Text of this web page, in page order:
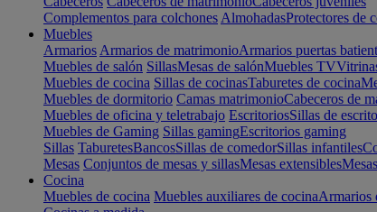
Complementos para colchones AlmohadasProtectores de
Muebles
Armarios Armarios de matrimonioArmarios puertas
Muebles de salón SillasMesas de salónMuebles TV
Muebles de cocina Sillas de cocinasTaburetes de cocina
Muebles de dormitorio Camas matrimonioCabeceros de
Muebles de oficina y teletrabajo EscritoriosSillas de
Muebles de Gaming Sillas gamingEscritorios gaming
Sillas TaburetesBancosSillas de comedorSillas infantiles
Mesas Conjuntos de mesas y sillasMesas extensibles
Cocina
Muebles de cocina Muebles auxiliares de cocinaArmarios